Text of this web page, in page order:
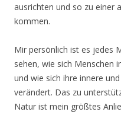
ausrichten und so zu einer
kommen.
Mir persönlich ist es jedes
sehen, wie sich Menschen
und wie sich ihre innere
verändert. Das zu
Natur ist mein größtes